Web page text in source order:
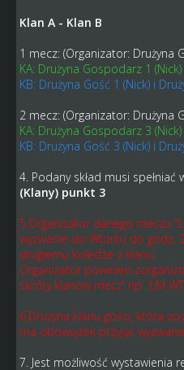
Klan A - Klan B
1 mecz: (Organizator: Drużyna
KA: Drużyna Gospodarz 1
KB: Drużyna Gość 1 (Nick) i
2 mecz: (Organizator: Drużyna
KA: Drużyna Gospodarz 3
KB: Drużyna Gość 3 (Nick) i
4. Podany skład musi
(Klany) punkt 3
5.Organizator danego meczu
wyzwanie do Wtorku do godz.
drugiemu koledze z klanu.
Organizator powinien
skróty klanów mecz' np: 'LM
6.Drużyna klanu gości, która
ma obowiązek przyjąć
7. Jest możliwość wystawienia